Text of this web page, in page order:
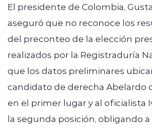
El presidente de Colombia,
aseguró que no reconoce los
del preconteo de la elección
realizados por la Registraduría
que los datos preliminares
candidato de derecha Abelardo
en el primer lugar y al oficialista
la segunda posición, obligando